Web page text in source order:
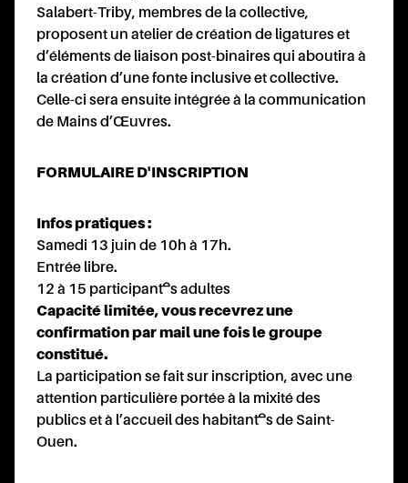
Salabert-Triby, membres de la collective,
proposent un atelier de création de ligatures et
d’éléments de liaison post-binaires qui aboutira à
la création d’une fonte inclusive et collective.
Celle-ci sera ensuite intégrée à la communication
de Mains d’Œuvres.
FORMULAIRE D'INSCRIPTION
Infos pratiques :
Samedi 13 juin de 10h à 17h.
Entrée libre.
12 à 15 participant·es adultes
Capacité limitée, vous recevrez une
confirmation par mail une fois le groupe
constitué.
La participation se fait sur inscription, avec une
attention particulière portée à la mixité des
publics et à l’accueil des habitant·es de Saint-
Ouen.